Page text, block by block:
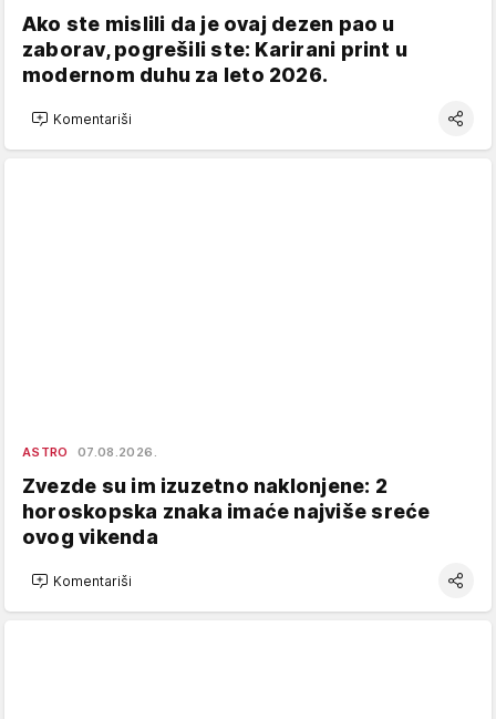
Ako ste mislili da je ovaj dezen pao u
zaborav, pogrešili ste: Karirani print u
modernom duhu za leto 2026.
Komentariši
ASTRO 07.08.2026.
Zvezde su im izuzetno naklonjene: 2
horoskopska znaka imaće najviše sreće
ovog vikenda
Komentariši